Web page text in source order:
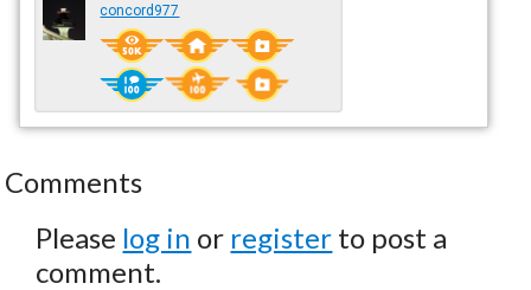
concord977
Comments
Please log in or register to post a
comment.